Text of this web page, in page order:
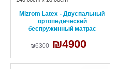
Mizrom Latex - Двуспальный
ортопедический
беспружинный матрас
₪6300 ₪4900